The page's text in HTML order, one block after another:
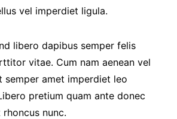
vel imperdiet ligula.
libero dapibus semper felis
vitae. Cum nam aenean vel
semper amet imperdiet leo
pretium quam ante donec
nunc.